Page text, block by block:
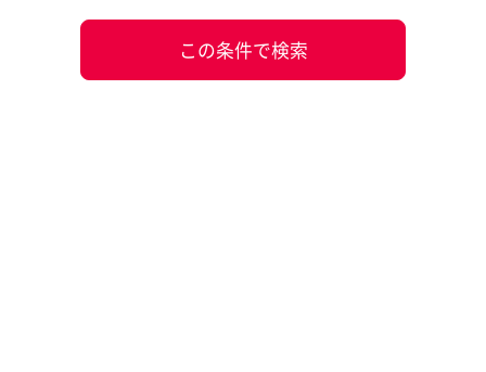
この条件で検索